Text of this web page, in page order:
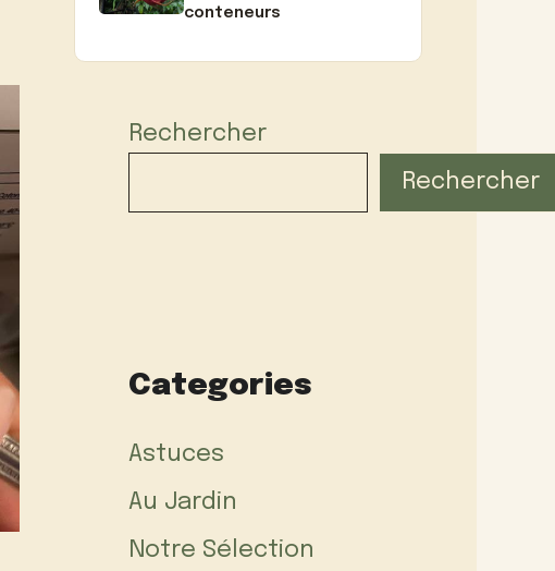
conteneurs
Rechercher
Rechercher
Categories
Astuces
Au Jardin
Notre Sélection